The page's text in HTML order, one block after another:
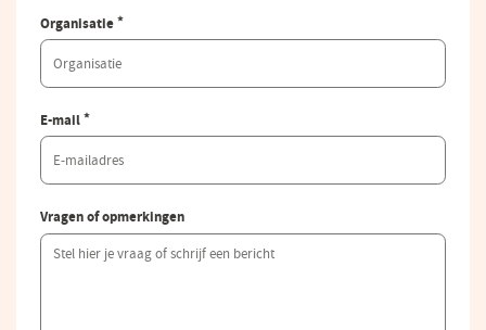
Organisatie*
E-mail*
Vragen of opmerkingen